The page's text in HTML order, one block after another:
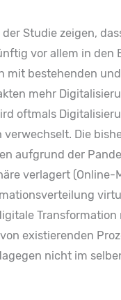
der Studie zeigen,
vor allem in den
mit bestehenden
mehr
oftmals
verwechselt. Die
aufgrund der
verlagert (Online-
existierenden
nicht im